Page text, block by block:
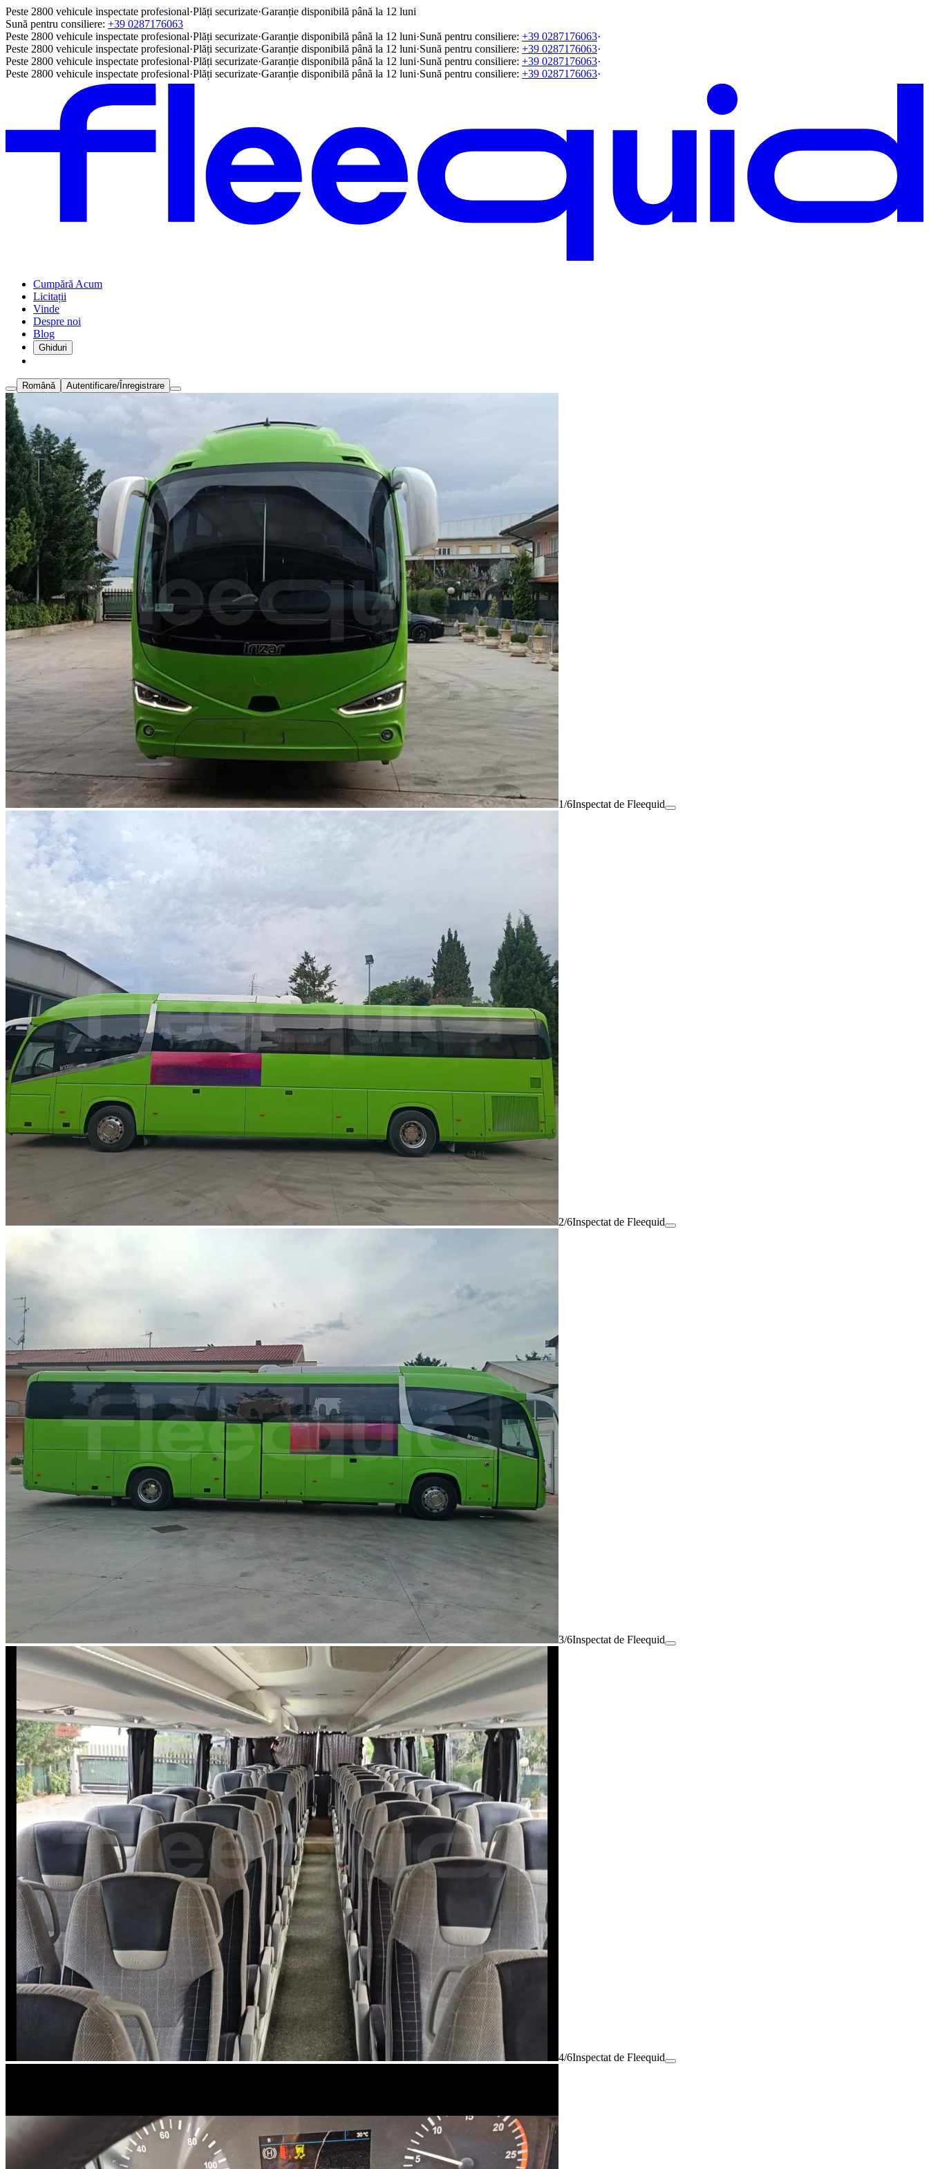
Peste 2800 vehicule inspectate profesional·Plăți securizate·Garanție disponibilă până la 12 luni
Sună pentru consiliere: +39 0287176063
Peste 2800 vehicule inspectate profesional·Plăți securizate·Garanție disponibilă până la 12 luni·Sună pentru consiliere: +39 0287176063·
Peste 2800 vehicule inspectate profesional·Plăți securizate·Garanție disponibilă până la 12 luni·Sună pentru consiliere: +39 0287176063·
Peste 2800 vehicule inspectate profesional·Plăți securizate·Garanție disponibilă până la 12 luni·Sună pentru consiliere: +39 0287176063·
Peste 2800 vehicule inspectate profesional·Plăți securizate·Garanție disponibilă până la 12 luni·Sună pentru consiliere: +39 0287176063·
Cumpără Acum
Licitații
Vinde
Despre noi
Blog
Ghiduri
Română Autentificare/Înregistrare
1/6Inspectat de Fleequid
2/6Inspectat de Fleequid
3/6Inspectat de Fleequid
4/6Inspectat de Fleequid